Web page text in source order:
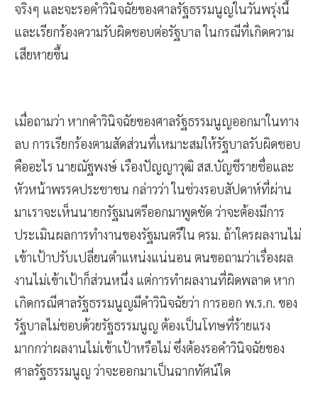
จริงๆ และจะรอคำวินิจฉัยของศาลรัฐธรรมนูญในวันพรุ่งนี้
และเรียกร้องความรับผิดชอบต่อรัฐบาล ในกรณีที่เกิดความ
เสียหายขึ้น
เมื่อถามว่า หากคำวินิจฉัยของศาลรัฐธรรมนูญออกมาในทาง
ลบ การเรียกร้องตามสัดส่วนที่เหมาะสมให้รัฐบาลรับผิดชอบ
คืออะไร นายณัฐพงษ์ เรืองปัญญาวุฒิ สส.บัญชีรายชื่อและ
หัวหน้าพรรคประชาชน กล่าวว่า ในช่วงรอบสัปดาห์ที่ผ่าน
มาเราจะเห็นนายกรัฐมนตรีออกมาพูดชัด ว่าจะต้องมีการ
ประเมินผลการทำงานของรัฐมนตรีใน ครม. ถ้าใครผลงานไม่
เข้าเป้าปรับเปลี่ยนตำแหน่งแน่นอน ตนขอถามว่าเรื่องผล
งานไม่เข้าเป้าก็ส่วนหนึ่ง แต่การทำผลงานที่ผิดพลาด หาก
เกิดกรณีศาลรัฐธรรมนูญมีคำวินิจฉัยว่า การออก พ.ร.ก. ของ
รัฐบาลไม่ชอบด้วยรัฐธรรมนูญ ต้องเป็นโทษที่ร้ายแรง
มากกว่าผลงานไม่เข้าเป้าหรือไม่ ซึ่งต้องรอคำวินิจฉัยของ
ศาลรัฐธรรมนูญ ว่าจะออกมาเป็นฉากทัศน์ใด